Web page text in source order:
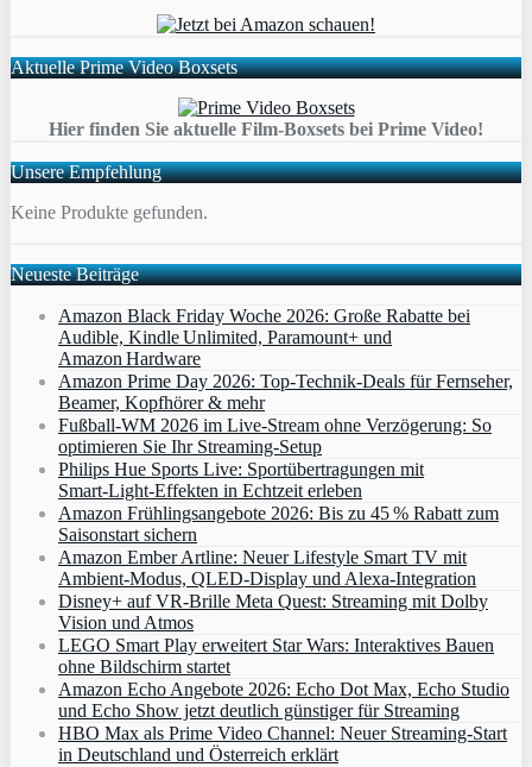
Aktuelle Prime Video Boxsets
Hier finden Sie aktuelle Film-Boxsets bei Prime Video!
Unsere Empfehlung
Keine Produkte gefunden.
Neueste Beiträge
Amazon Black Friday Woche 2026: Große Rabatte bei
Audible, Kindle Unlimited, Paramount+ und
Amazon Hardware
Amazon Prime Day 2026: Top-Technik-Deals für Fernseher,
Beamer, Kopfhörer & mehr
Fußball-WM 2026 im Live-Stream ohne Verzögerung: So
optimieren Sie Ihr Streaming-Setup
Philips Hue Sports Live: Sportübertragungen mit
Smart‑Light‑Effekten in Echtzeit erleben
Amazon Frühlingsangebote 2026: Bis zu 45 % Rabatt zum
Saisonstart sichern
Amazon Ember Artline: Neuer Lifestyle Smart TV mit
Ambient‑Modus, QLED‑Display und Alexa‑Integration
Disney+ auf VR-Brille Meta Quest: Streaming mit Dolby
Vision und Atmos
LEGO Smart Play erweitert Star Wars: Interaktives Bauen
ohne Bildschirm startet
Amazon Echo Angebote 2026: Echo Dot Max, Echo Studio
und Echo Show jetzt deutlich günstiger für Streaming
HBO Max als Prime Video Channel: Neuer Streaming‑Start
in Deutschland und Österreich erklärt